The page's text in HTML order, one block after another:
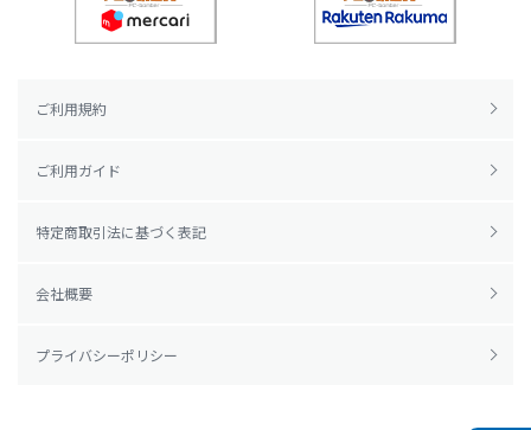
ご利用規約
ご利用ガイド
特定商取引法に基づく表記
会社概要
プライバシーポリシー